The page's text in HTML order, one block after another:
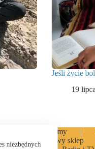
niezbędnych
Jeśli życie
19
Filmy
Majowy sklep